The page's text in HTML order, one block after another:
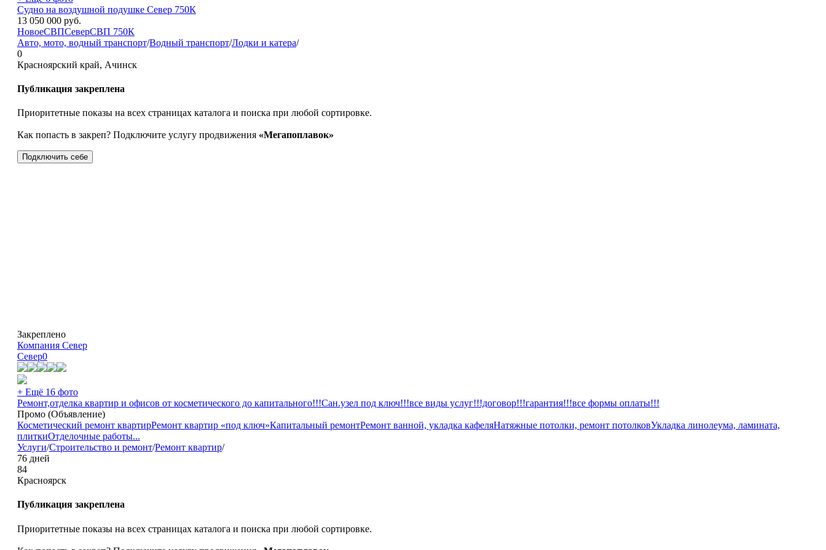
Судно на воздушной подушке Север 750К
13 050 000 руб.
НовоеСВПСеверСВП 750К
Авто, мото, водный транспорт/Водный транспорт/Лодки и катера/
0
Красноярский край, Ачинск
Публикация закреплена
Приоритетные показы на всех страницах каталога и поиска при любой сортировке.
Как попасть в закреп? Подключите услугу продвижения «Мегапоплавок»
Подключить себе
Закреплено
Компания Север
Север0
+ Ещё 16 фото
Ремонт,отделка квартир и офисов от косметического до капитального!!!Сан.узел под ключ!!!все виды услуг!!!договор!!!гарантия!!!все формы оплаты!!!
Промо (Объявление)
Косметический ремонт квартирРемонт квартир «под ключ»Капитальный ремонтРемонт ванной, укладка кафеляНатяжные потолки, ремонт потолковУкладка линолеума, ламината,
плиткиОтделочные работы...
Услуги/Строительство и ремонт/Ремонт квартир/
76 дней
84
Красноярск
Публикация закреплена
Приоритетные показы на всех страницах каталога и поиска при любой сортировке.